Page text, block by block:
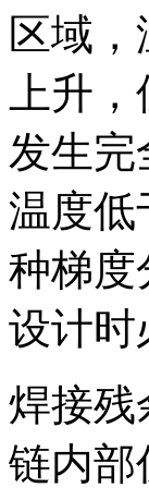
区域
上升
发生
温度低
种梯度
设计时
焊接残
链内